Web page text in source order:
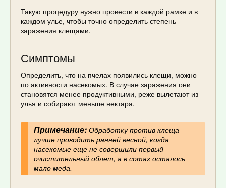
Такую процедуру нужно провести в каждой рамке и в
каждом улье, чтобы точно определить степень
заражения клещами.
Симптомы
Определить, что на пчелах появились клещи, можно
по активности насекомых. В случае заражения они
становятся менее продуктивными, реже вылетают из
улья и собирают меньше нектара.
Примечание:Обработку против клеща
лучше проводить ранней весной, когда
насекомые еще не совершили первый
очистительный облет, а в сотах осталось
мало меда.